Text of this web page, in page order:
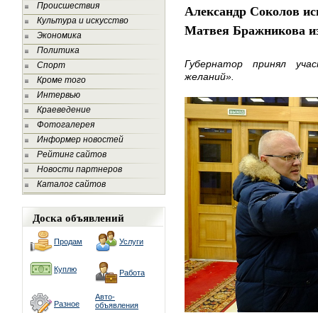
Происшествия
Культура и искусство
Экономика
Политика
Спорт
Кроме того
Интервью
Краеведение
Фотогалерея
Информер новостей
Рейтинг сайтов
Новости партнеров
Каталог сайтов
Доска объявлений
Продам Услуги
Куплю Работа
Разное
Авто-
объявления
Александр Соколов
Матвея Бражникова
Губернатор принял
желаний».